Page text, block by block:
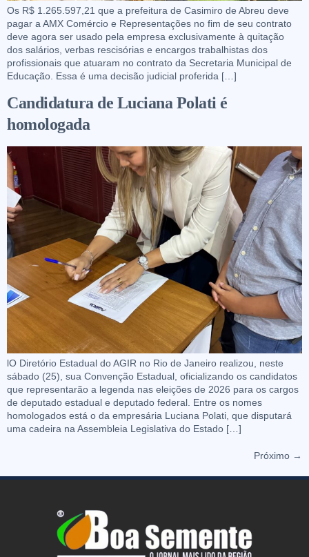
Os R$ 1.265.597,21 que a prefeitura de Casimiro de Abreu deve
pagar a AMX Comércio e Representações no fim de seu contrato
deve agora ser usado pela empresa exclusivamente à quitação
dos salários, verbas rescisórias e encargos trabalhistas dos
profissionais que atuaram no contrato da Secretaria Municipal de
Educação. Essa é uma decisão judicial proferida […]
Candidatura de Luciana Polati é
homologada
lO Diretório Estadual do AGIR no Rio de Janeiro realizou, neste
sábado (25), sua Convenção Estadual, oficializando os candidatos
que representarão a legenda nas eleições de 2026 para os cargos
de deputado estadual e deputado federal. Entre os nomes
homologados está o da empresária Luciana Polati, que disputará
uma cadeira na Assembleia Legislativa do Estado […]
Próximo →